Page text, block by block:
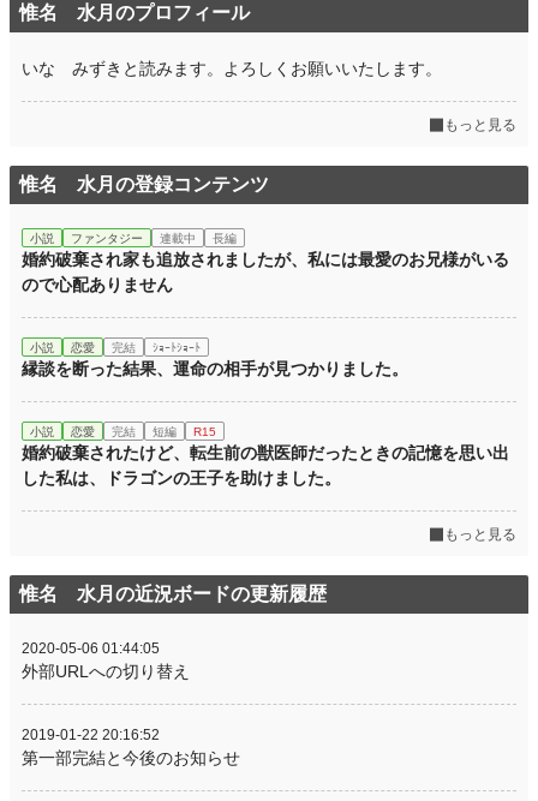
惟名 水月のプロフィール
いな みずきと読みます。よろしくお願いいたします。
もっと見る
惟名 水月の登録コンテンツ
小説 ファンタジー 連載中 長編
婚約破棄され家も追放されましたが、私には最愛のお兄様がいる
ので心配ありません
小説 恋愛 完結 ｼｮｰﾄｼｮｰﾄ
縁談を断った結果、運命の相手が見つかりました。
小説 恋愛 完結 短編 R15
婚約破棄されたけど、転生前の獣医師だったときの記憶を思い出
した私は、ドラゴンの王子を助けました。
もっと見る
惟名 水月の近況ボードの更新履歴
2020-05-06 01:44:05
外部URLへの切り替え
2019-01-22 20:16:52
第一部完結と今後のお知らせ